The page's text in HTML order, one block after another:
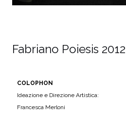
Fabriano Poiesis 2012
COLOPHON
Ideazione e Direzione Artistica:
Francesca Merloni